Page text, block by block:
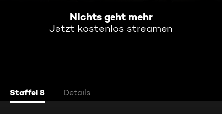
Nichts geht mehr
Jetzt kostenlos streamen
Staffel 8 Details